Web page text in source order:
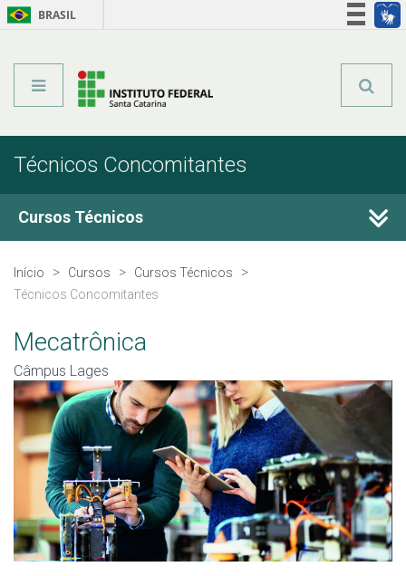
BRASIL
Técnicos Concomitantes
Cursos Técnicos
Cursos Técnicos
Pós-graduação
Educação a Distância
Educação de Jovens e Adultos
Transferências e retornos
Início Cursos
Cursos Técnicos
Técnicos Concomitantes
Mecatrônica
Câmpus Lages